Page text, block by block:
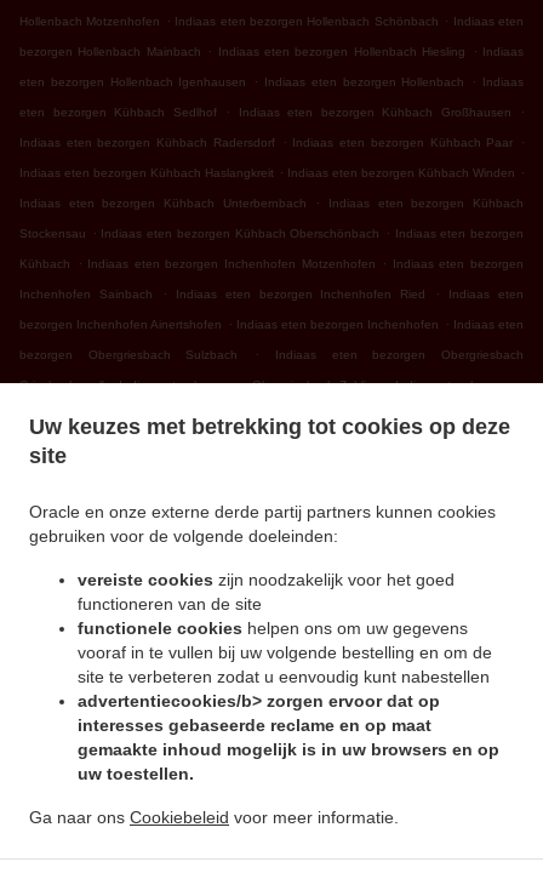
Uw keuzes met betrekking tot cookies op deze
site
Oracle en onze externe derde partij partners kunnen cookies
gebruiken voor de volgende doeleinden:
vereiste cookies zijn noodzakelijk voor het goed
functioneren van de site
functionele cookies helpen ons om uw gegevens
vooraf in te vullen bij uw volgende bestelling en om de
site te verbeteren zodat u eenvoudig kunt nabestellen
advertentiecookies/b> zorgen ervoor dat op
interesses gebaseerde reclame en op maat
gemaakte inhoud mogelijk is in uw browsers en op
uw toestellen.
Ga naar ons Cookiebeleid voor meer informatie.
Hollenbach Motzenhofen . Indiaas eten bezorgen Hollenbach Schönbach . Indiaas eten
bezorgen Hollenbach Mainbach . Indiaas eten bezorgen Hollenbach Hiesling . Indiaas
eten bezorgen Hollenbach Igenhausen . Indiaas eten bezorgen Hollenbach . Indiaas
eten bezorgen Kühbach Sedlhof . Indiaas eten bezorgen Kühbach Großhausen .
Indiaas eten bezorgen Kühbach Radersdorf . Indiaas eten bezorgen Kühbach Paar .
Indiaas eten bezorgen Kühbach Haslangkreit . Indiaas eten bezorgen Kühbach Winden .
Indiaas eten bezorgen Kühbach Unterbernbach . Indiaas eten bezorgen Kühbach
Stockensau . Indiaas eten bezorgen Kühbach Oberschönbach . Indiaas eten bezorgen
Kühbach . Indiaas eten bezorgen Inchenhofen Motzenhofen . Indiaas eten bezorgen
Inchenhofen Sainbach . Indiaas eten bezorgen Inchenhofen Ried . Indiaas eten
bezorgen Inchenhofen Ainertshofen . Indiaas eten bezorgen Inchenhofen . Indiaas eten
bezorgen Obergriesbach Sulzbach . Indiaas eten bezorgen Obergriesbach
Griesbeckerzell . Indiaas eten bezorgen Obergriesbach Zahling . Indiaas eten bezorgen
Obergriesbach Edenried Indiaas eten bezorgen Obergriesbach Indiaas eten bezorgen
Altomünster Xyger
bezorgen Altomünster Rudersberg Indiaas eten bezorgen Altomünster Teufelsberg
Indiaas eten bezorgen Altomünster . Indiaas eten bezorgen Sielenbach Gollenhof
Schafhausen Indiaas eten bezorgen Sielenbach .
Wessiszell . Indiaas eten bezorgen Dasing Laimering . Indiaas eten bezorgen Dasing
Indiaas eten bezorgen Dasing Bitzenhofen . Indiaas eten bezorgen Dasing
. . Indiaas eten bezorgen Schiltberg
Untermauerbach Indiaas eten bezorgen Schiltberg Allenberg Indiaas eten bezorgen
Schiltberg Rapperzell . Indiaas eten bezorgen Schiltberg Bergen . Indiaas eten bezorgen
Schiltberg Gundertshausen . Indiaas eten bezorgen Schiltberg
Gachenbach Westerham Indiaas eten bezorgen Gachenbach